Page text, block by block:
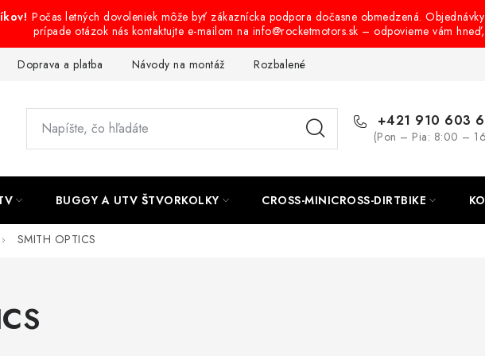
Počas letných dovoleniek môže byť zákaznícka podpora dočasne obmedzená.
prípade otázok nás kontaktujte e-mailom na info@rocketmotors.sk – odpovieme vám
Doprava a platba Návody na montáž Rozbalené, zánovné a použité produkty
+421 910 603
(Pon – Pia: 8:00 –
BUGGY A UTV ŠTVORKOLKY CROSS-MINICROSS-DIRTBIKE
SMITH OPTICS